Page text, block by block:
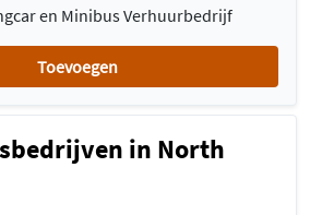
en Minibus Verhuurbedrijf
Toevoegen
in North